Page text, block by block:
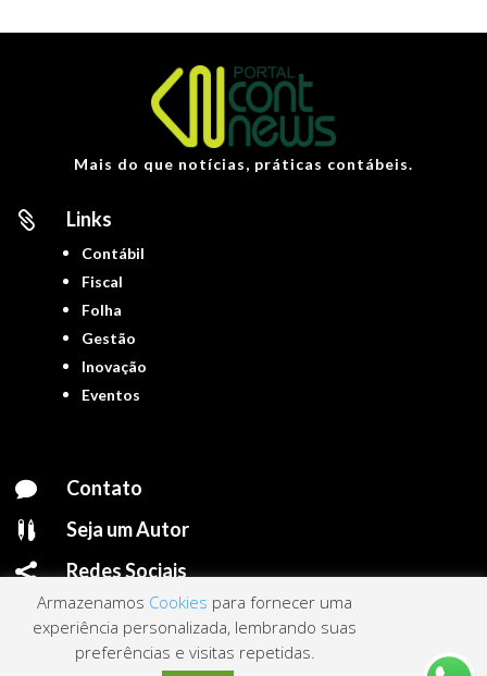
Mais do que notícias, práticas contábeis.
 Links
Contábil
Fiscal
Folha
Gestão
Inovação
Eventos
 Contato
 Seja um Autor
 Redes Sociais
Portal ContNews © 2022 – Todos os direitos reservados | Mantido porLink
Armazenamos Cookies para fornecer uma
experiência personalizada, lembrando suas
preferências e visitas repetidas.